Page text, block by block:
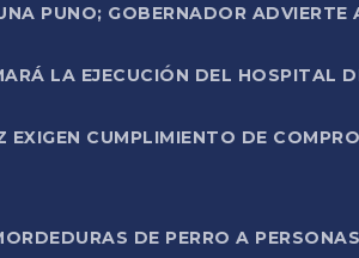
PUNO; GOBERNADOR ADVIERTE
LA EJECUCIÓN DEL HOSPITAL
CUMPLIMIENTO DE
DE PERRO A PERSONAS